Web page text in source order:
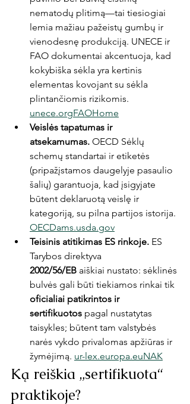
nematodų plitimą—tai tiesiogiai
lemia mažiau pažeistų gumbų ir
vienodesnę produkciją. UNECE ir
FAO dokumentai akcentuoja, kad
kokybiška sėkla yra kertinis
elementas kovojant su sėkla
plintančiomis rizikomis.
unece.orgFAOHome
Veislės tapatumas ir
atsekamumas. OECD Sėklų
schemų standartai ir etiketės
(pripažįstamos daugelyje pasaulio
šalių) garantuoja, kad įsigyjate
būtent deklaruotą veislę ir
kategoriją, su pilna partijos istorija.
OECDams.usda.gov
Teisinis atitikimas ES rinkoje. ES
Tarybos direktyva
2002/56/EB aiškiai nustato: sėklinės
bulvės gali būti tiekiamos rinkai tik
oficialiai patikrintos ir
sertifikuotos pagal nustatytas
taisykles; būtent tam valstybės
narės vykdo privalomas apžiūras ir
žymėjimą. ur-lex.europa.euNAK
Ką reiškia „sertifikuota“
praktikoje?